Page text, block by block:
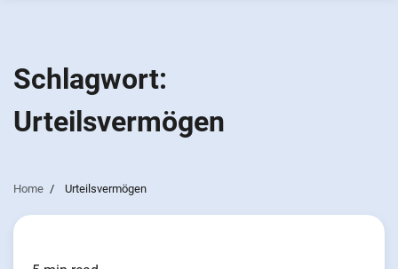
Schlagwort:
Urteilsvermögen
Home Urteilsvermögen